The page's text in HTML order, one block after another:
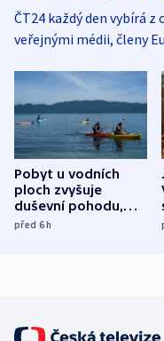
ČT24 každý den vybírá
veřejnými médii, členy
Pobyt u vodních
ploch zvyšuje
duševní pohodu,
ukázala
před 6h